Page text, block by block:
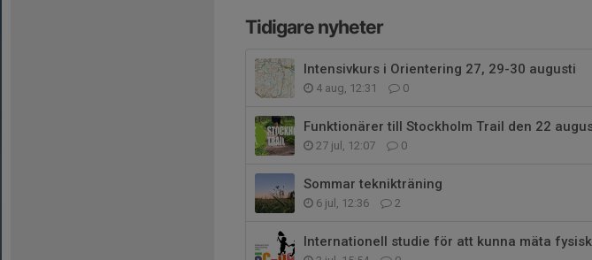
Tidigare nyheter
Intensivkurs i Orientering 27, 29-30 augusti
4 aug, 12:31 0
Funktionärer till Stockholm Trail den 22
27 jul, 12:07 0
Sommar teknikträning
6 jul, 12:36 2
Internationell studie för att kunna mäta